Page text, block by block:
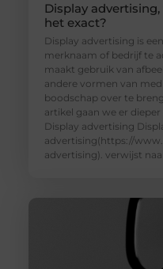
Display
het exact?
Display advertising is
merknaam of bedrijf te
maakt gebruik van
andere vormen van
boodschap over te
artikel gaan we er dieper
Display advertising
advertising(https://
advertising). verwijst